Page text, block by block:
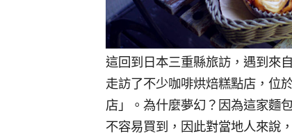
這回到日本三重縣旅訪，遇到來
走訪了不少咖啡烘焙糕點店，位
店」。為什麼夢幻？因為這家麵
不容易買到，因此對當地人來說